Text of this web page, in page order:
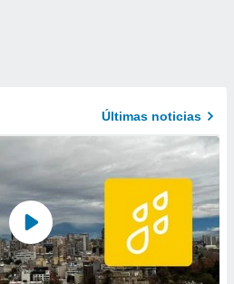
Últimas noticias